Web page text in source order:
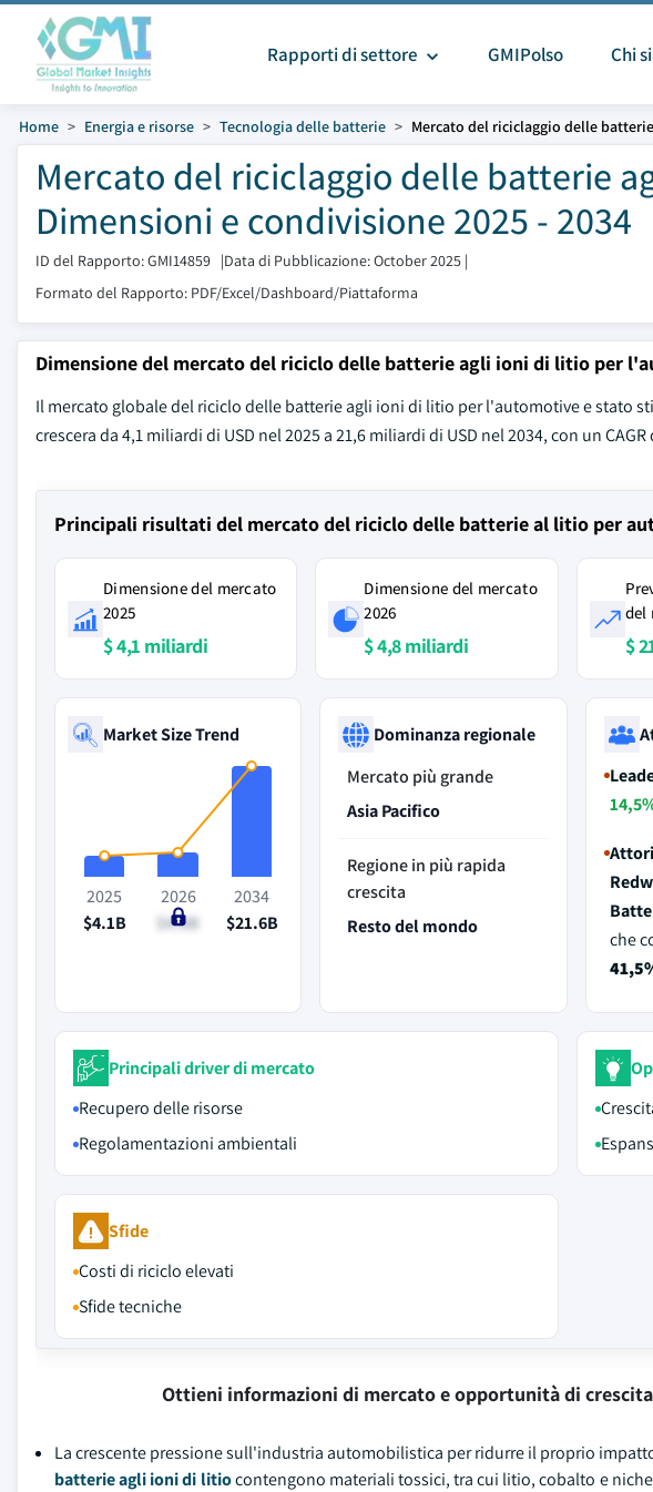
Rapporti di settore GMIPolso Chi
Home Energia e risorse Tecnologia delle batterie Mercato del riciclaggio delle
Mercato del riciclaggio delle batterie
Dimensioni e condivisione 2025 - 2034
ID del Rapporto: GMI14859 |Data di Pubblicazione: October 2025 |
Formato del Rapporto: PDF/Excel/Dashboard/Piattaforma
Dimensione del mercato del riciclo delle batterie agli ioni di litio per
Il mercato globale del riciclo delle batterie agli ioni di litio per l'automotive e stato
crescera da 4,1 miliardi di USD nel 2025 a 21,6 miliardi di USD nel 2034, con un
Principali risultati del mercato del riciclo delle batterie al litio per
Dimensione del mercato
2025
$ 4,1 miliardi
Dimensione del mercato
2026
$ 4,8 miliardi
del
$
Market Size Trend
2025
$4.1B
2026
$4.8B
2034
$21.6B
Dominanza regionale
Mercato più grande
Asia Pacifico
Regione in più rapida
crescita
Resto del mondo
che
Principali driver di mercato
Recupero delle risorse
Regolamentazioni ambientali
Sfide
Costi di riciclo elevati
Sfide tecniche
Ottieni informazioni di mercato e opportunità di crescita
La crescente pressione sull'industria automobilistica per ridurre il proprio
batterie agli ioni di litiocontengono materiali tossici, tra cui litio, cobalto e